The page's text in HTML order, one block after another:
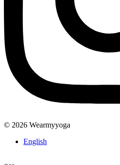
© 2026 Wearmyyoga
English